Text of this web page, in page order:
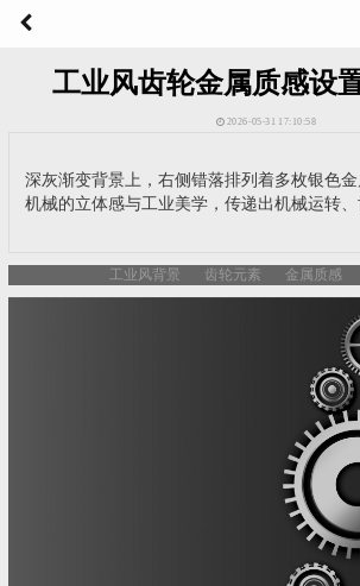
工业风齿轮金属质感设
2026-05-31 17:10:58
深灰渐变背景上，右侧错落排列着多枚银色
机械的立体感与工业美学，传递出机械运转、
工业风背景 齿轮元素 金属质感